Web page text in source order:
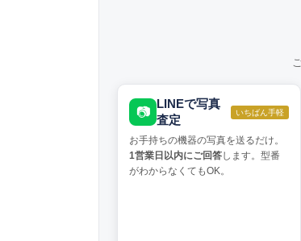
📷
LINEで写真
査定
いちばん手軽
お手持ちの機器の写真を送るだけ。
1営業日以内にご回答します。型番
がわからなくてもOK。